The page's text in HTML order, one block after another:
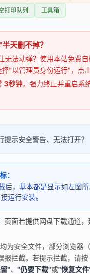
打印队列 工具箱
天删不掉？
无法动弹？使用本站免费
择"以管理员身份运行"，点
3秒钟，强力终止并重启系
示安全警告、无法打开？
：
后，基本都是显示如左图
运行安装。
页面若提供网盘下载通道
为安全文件，部分浏览器
报拦截。若提示拦截，请按
"、 "仍要下载"或"恢复文